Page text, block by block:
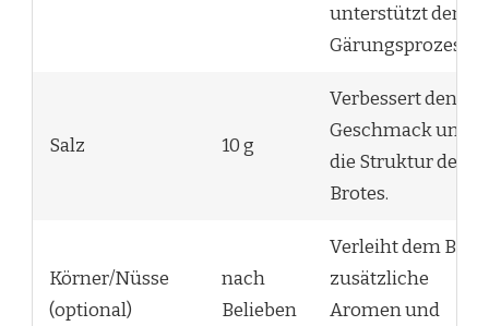
unterstützt den
Gärungsprozess.
Salz 10 g
Verbessert den
Geschmack und
die Struktur des
Brotes.
Körner/Nüsse
(optional)
nach
Belieben
Verleiht dem Brot
zusätzliche
Aromen und